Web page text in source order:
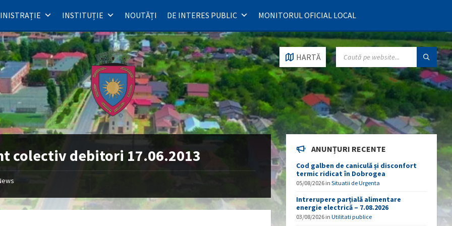
INSTITUȚIE NOUTĂȚI DE INTERES PUBLIC MONITORUL OFICIAL LOCAL
HARTĂ
SEARCH:
colectiv debitori 17.06.2013 ANUNȚURI RECENTE
Cod galben de caniculă și disconfort
termic ridicat în Dobrogea
05/08/2026 inSituatii de Urgenta
Intrerupere parțială alimentare
energie electrică – 7.08.2026
03/08/2026 inUtilitati publice